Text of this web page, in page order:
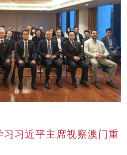
习近平主席视察澳门重